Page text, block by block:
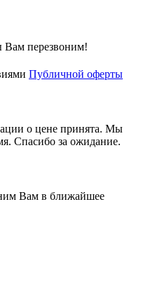
Вам перезвоним!
Публичной оферты
о цене принята. Мы
Спасибо за ожидание.
Вам в ближайшее